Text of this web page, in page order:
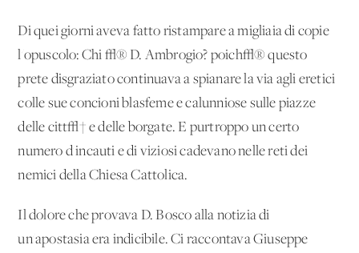
Di quei giorni aveva fatto ristampare a migliaia di copie
l'opuscolo: Chi √® D. Ambrogio? poich√® questo
prete disgraziato continuava a spianare la via agli eretici
colle sue concioni blasfeme e calunniose sulle piazze
delle citt√† e delle borgate. E purtroppo un certo
numero d'incauti e di viziosi cadevano nelle reti dei
nemici della Chiesa Cattolica.
Il dolore che provava D. Bosco alla notizia di
un'apostasia era indicibile. Ci raccontava Giuseppe